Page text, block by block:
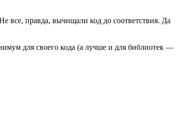
все, правда, вычищали код до соответствия. Да
для своего кода (а лучше и для библиотек —